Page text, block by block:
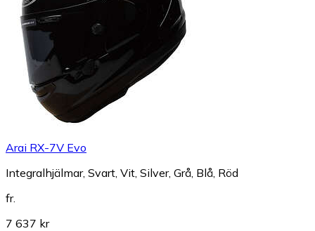
Arai RX-7V Evo
Integralhjälmar, Svart, Vit, Silver, Grå, Blå, Röd
fr.
7 637 kr